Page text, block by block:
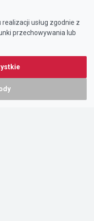
usług zgodnie z
przechowywania lub